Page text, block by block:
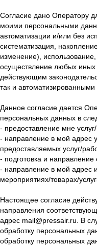
Согласие дано Оператору
моими персональными
автоматизации и/или без
систематизация,
изменение),
осуществление любых иных
действующим
так и автоматизированными
Данное согласие дается
персональных данных в
- предоставление мне
- направление в мой адрес
предоставляемых услуг/
- подготовка и
- направление в мой адрес
мероприятиях/товарах/
Настоящее согласие
направления
адрес mail@pressair.ru. В
обработку персональных
обработку персональных